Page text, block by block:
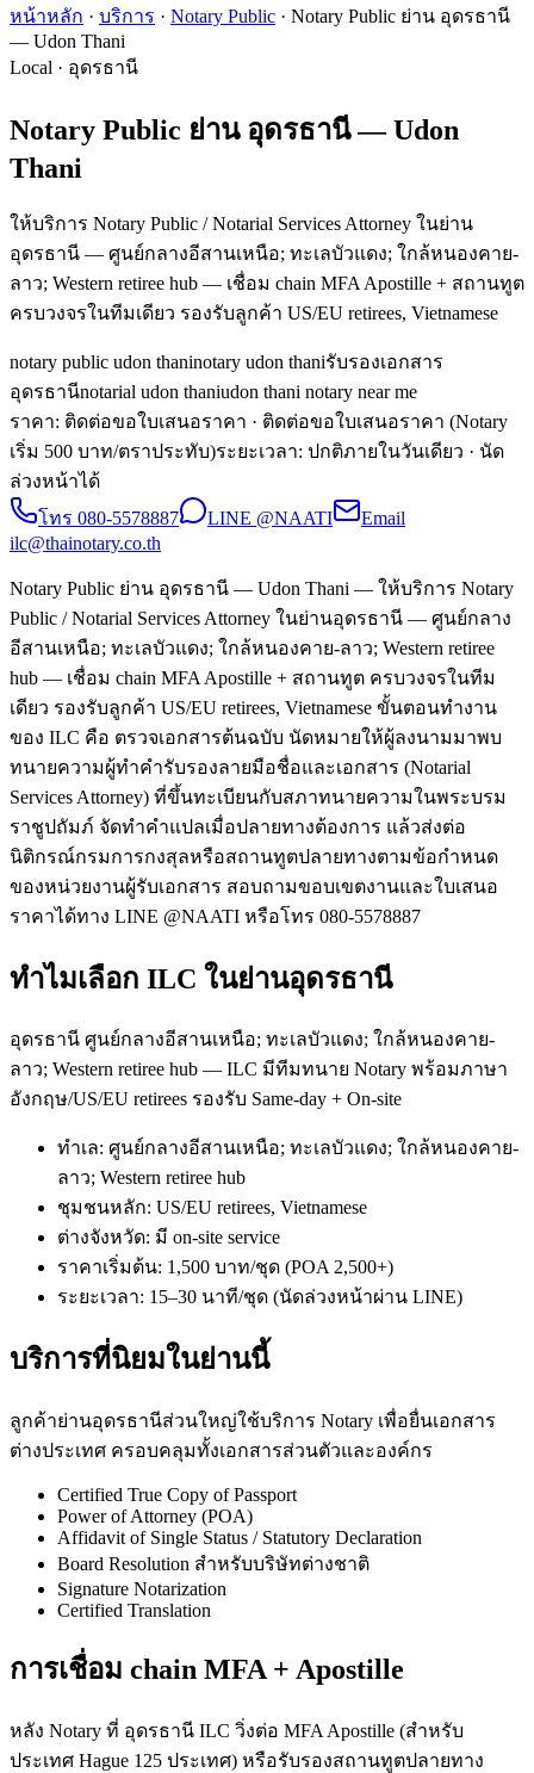
หน้าหลัก · บริการ · Notary Public · Notary Public ย่าน อุดรธานี
— Udon Thani
Local · อุดรธานี
Notary Public ย่าน อุดรธานี — Udon
Thani
ให้บริการ Notary Public / Notarial Services Attorney ในย่าน
อุดรธานี — ศูนย์กลางอีสานเหนือ; ทะเลบัวแดง; ใกล้หนองคาย-
ลาว; Western retiree hub — เชื่อม chain MFA Apostille + สถานทูต
ครบวงจรในทีมเดียว รองรับลูกค้า US/EU retirees, Vietnamese
notary public udon thaninotary udon thaniรับรองเอกสาร
อุดรธานีnotarial udon thaniudon thani notary near me
ราคา: ติดต่อขอใบเสนอราคา · ติดต่อขอใบเสนอราคา (Notary
เริ่ม 500 บาท/ตราประทับ)ระยะเวลา: ปกติภายในวันเดียว · นัด
ล่วงหน้าได้
โทร 080-5578887 LINE @NAATI
Email
ilc@thainotary.co.th
Notary Public ย่าน อุดรธานี — Udon Thani — ให้บริการ Notary
Public / Notarial Services Attorney ในย่านอุดรธานี — ศูนย์กลาง
อีสานเหนือ; ทะเลบัวแดง; ใกล้หนองคาย-ลาว; Western retiree
hub — เชื่อม chain MFA Apostille + สถานทูต ครบวงจรในทีม
เดียว รองรับลูกค้า US/EU retirees, Vietnamese ขั้นตอนทำงาน
ของ ILC คือ ตรวจเอกสารต้นฉบับ นัดหมายให้ผู้ลงนามมาพบ
ทนายความผู้ทำคำรับรองลายมือชื่อและเอกสาร (Notarial
Services Attorney) ที่ขึ้นทะเบียนกับสภาทนายความในพระบรม
ราชูปถัมภ์ จัดทำคำแปลเมื่อปลายทางต้องการ แล้วส่งต่อ
นิติกรณ์กรมการกงสุลหรือสถานทูตปลายทางตามข้อกำหนด
ของหน่วยงานผู้รับเอกสาร สอบถามขอบเขตงานและใบเสนอ
ราคาได้ทาง LINE @NAATI หรือโทร 080-5578887
ทำไมเลือก ILC ในย่านอุดรธานี
อุดรธานี ศูนย์กลางอีสานเหนือ; ทะเลบัวแดง; ใกล้หนองคาย-
ลาว; Western retiree hub — ILC มีทีมทนาย Notary พร้อมภาษา
อังกฤษ/US/EU retirees รองรับ Same-day + On-site
ทำเล: ศูนย์กลางอีสานเหนือ; ทะเลบัวแดง; ใกล้หนองคาย-
ลาว; Western retiree hub
ชุมชนหลัก: US/EU retirees, Vietnamese
ต่างจังหวัด: มี on-site service
ราคาเริ่มต้น: 1,500 บาท/ชุด (POA 2,500+)
ระยะเวลา: 15–30 นาที/ชุด (นัดล่วงหน้าผ่าน LINE)
บริการที่นิยมในย่านนี้
ลูกค้าย่านอุดรธานีส่วนใหญ่ใช้บริการ Notary เพื่อยื่นเอกสาร
ต่างประเทศ ครอบคลุมทั้งเอกสารส่วนตัวและองค์กร
Certified True Copy of Passport
Power of Attorney (POA)
Affidavit of Single Status / Statutory Declaration
Board Resolution สำหรับบริษัทต่างชาติ
Signature Notarization
Certified Translation
การเชื่อม chain MFA + Apostille
หลัง Notary ที่ อุดรธานี ILC วิ่งต่อ MFA Apostille (สำหรับ
ประเทศ Hague 125 ประเทศ) หรือรับรองสถานทูตปลายทาง